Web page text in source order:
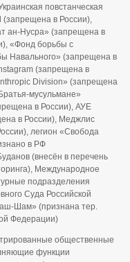
повстанческая
в России),
ан-Нусра» (запрещена в
«Фонд борьбы с
Навального» (запрещена в
(запрещена в
Division» (запрещена
мусульмане»
в России), АУЕ
в России), Меджлис
легион «Свобода
в РФ
(внесён в перечень
Международное
подразделения
Суда Российской
Шам» (признана тер.
Федерации)
общественные
функции